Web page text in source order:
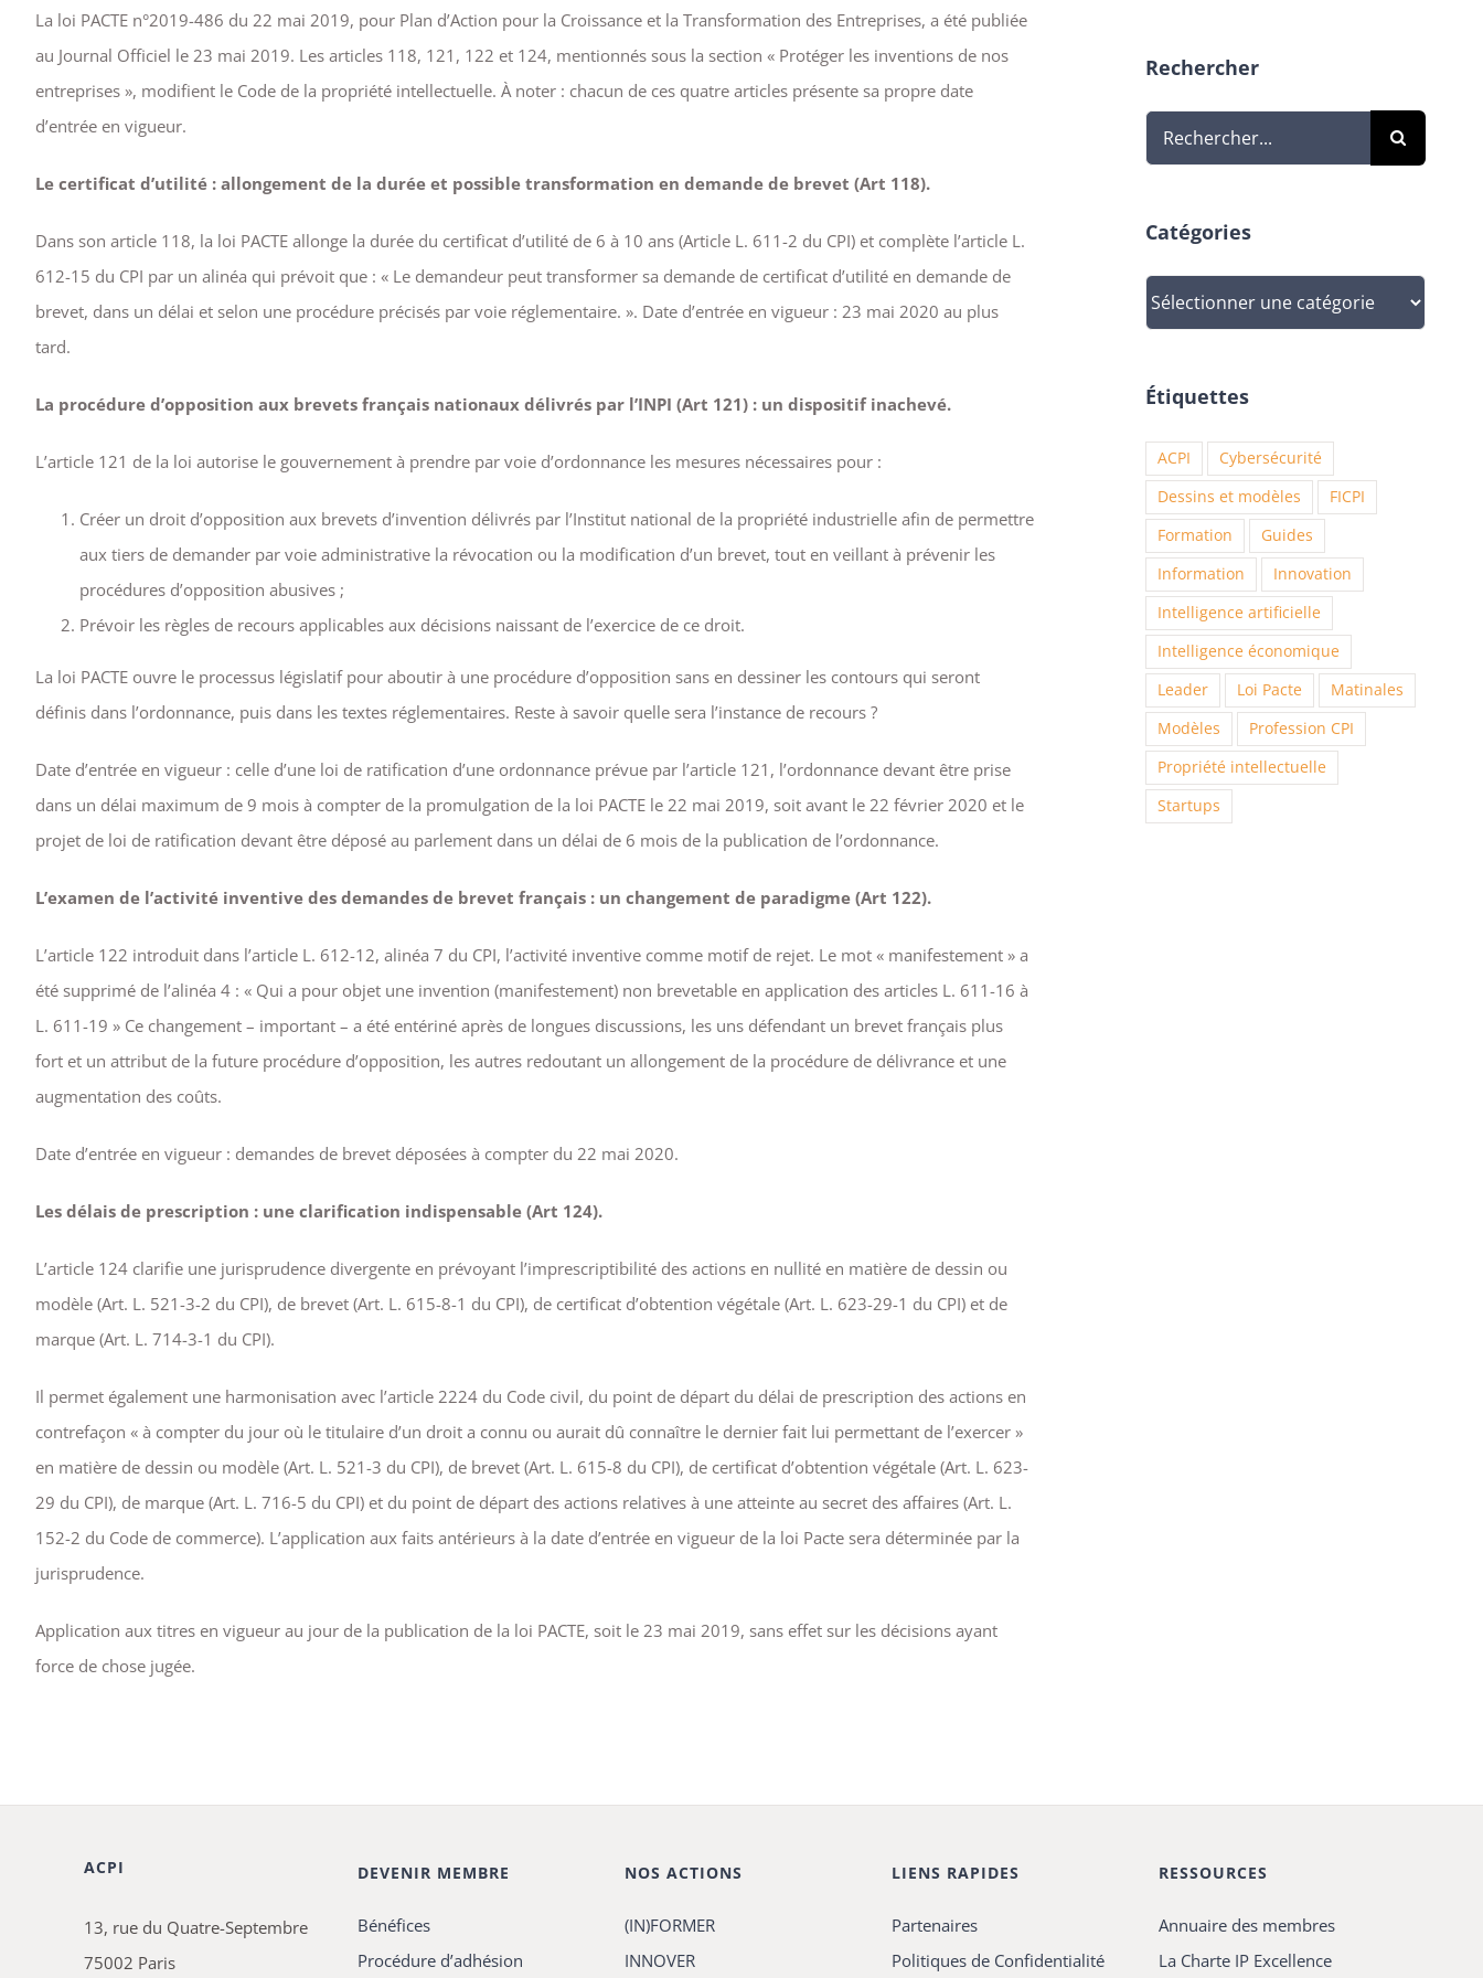
La loi PACTE n°2019-486 du 22 mai 2019, pour Plan d’Action pour la Croissance et la Transformation des Entreprises, a été publiée
au Journal Officiel le 23 mai 2019. Les articles 118, 121, 122 et 124, mentionnés sous la section « Protéger les inventions de nos
entreprises », modifient le Code de la propriété intellectuelle. À noter : chacun de ces quatre articles présente sa propre date
d’entrée en vigueur.
Le certificat d’utilité : allongement de la durée et possible transformation en demande de brevet (Art 118).
Dans son article 118, la loi PACTE allonge la durée du certificat d’utilité de 6 à 10 ans (Article L. 611-2 du CPI) et complète l’article L.
612-15 du CPI par un alinéa qui prévoit que : « Le demandeur peut transformer sa demande de certificat d’utilité en demande de
brevet, dans un délai et selon une procédure précisés par voie réglementaire. ». Date d’entrée en vigueur : 23 mai 2020 au plus
tard.
La procédure d’opposition aux brevets français nationaux délivrés par l’INPI (Art 121) : un dispositif inachevé.
L’article 121 de la loi autorise le gouvernement à prendre par voie d’ordonnance les mesures nécessaires pour :
Créer un droit d’opposition aux brevets d’invention délivrés par l’Institut national de la propriété industrielle afin de permettre
aux tiers de demander par voie administrative la révocation ou la modification d’un brevet, tout en veillant à prévenir les
procédures d’opposition abusives ;
Prévoir les règles de recours applicables aux décisions naissant de l’exercice de ce droit.
La loi PACTE ouvre le processus législatif pour aboutir à une procédure d’opposition sans en dessiner les contours qui seront
définis dans l’ordonnance, puis dans les textes réglementaires. Reste à savoir quelle sera l’instance de recours ?
Date d’entrée en vigueur : celle d’une loi de ratification d’une ordonnance prévue par l’article 121, l’ordonnance devant être prise
dans un délai maximum de 9 mois à compter de la promulgation de la loi PACTE le 22 mai 2019, soit avant le 22 février 2020 et le
projet de loi de ratification devant être déposé au parlement dans un délai de 6 mois de la publication de l’ordonnance.
L’examen de l’activité inventive des demandes de brevet français : un changement de paradigme (Art 122).
L’article 122 introduit dans l’article L. 612-12, alinéa 7 du CPI, l’activité inventive comme motif de rejet. Le mot « manifestement » a
été supprimé de l’alinéa 4 : « Qui a pour objet une invention (manifestement) non brevetable en application des articles L. 611-16 à
L. 611-19 » Ce changement – important – a été entériné après de longues discussions, les uns défendant un brevet français plus
fort et un attribut de la future procédure d’opposition, les autres redoutant un allongement de la procédure de délivrance et une
augmentation des coûts.
Date d’entrée en vigueur : demandes de brevet déposées à compter du 22 mai 2020.
Les délais de prescription : une clarification indispensable (Art 124).
L’article 124 clarifie une jurisprudence divergente en prévoyant l’imprescriptibilité des actions en nullité en matière de dessin ou
modèle (Art. L. 521-3-2 du CPI), de brevet (Art. L. 615-8-1 du CPI), de certificat d’obtention végétale (Art. L. 623-29-1 du CPI) et de
marque (Art. L. 714-3-1 du CPI).
Il permet également une harmonisation avec l’article 2224 du Code civil, du point de départ du délai de prescription des actions en
contrefaçon « à compter du jour où le titulaire d’un droit a connu ou aurait dû connaître le dernier fait lui permettant de l’exercer »
en matière de dessin ou modèle (Art. L. 521-3 du CPI), de brevet (Art. L. 615-8 du CPI), de certificat d’obtention végétale (Art. L. 623-
29 du CPI), de marque (Art. L. 716-5 du CPI) et du point de départ des actions relatives à une atteinte au secret des affaires (Art. L.
152-2 du Code de commerce). L’application aux faits antérieurs à la date d’entrée en vigueur de la loi Pacte sera déterminée par la
jurisprudence.
Application aux titres en vigueur au jour de la publication de la loi PACTE, soit le 23 mai 2019, sans effet sur les décisions ayant
force de chose jugée.
Rechercher
Rechercher:
Catégories
Catégories
Étiquettes
ACPI
Cybersécurité
Dessins et modèles
FICPI
Formation
Guides
Information
Innovation
Intelligence artificielle
Intelligence économique
Leader
Loi Pacte
Matinales
Modèles
Profession CPI
Propriété intellectuelle
Startups
ACPI
13, rue du Quatre-Septembre
75002 Paris
DEVENIR MEMBRE
Bénéfices
Procédure d’adhésion
NOS ACTIONS
(IN)FORMER
INNOVER
LIENS RAPIDES
Partenaires
Politiques de Confidentialité
RESSOURCES
Annuaire des membres
La Charte IP Excellence